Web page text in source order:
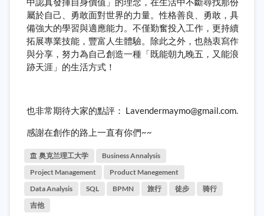
屬於自己、勇敢面對世界的力量。性格善良、勇敢，具
備強大的學習與適應能力。不僅勤奮投入工作，更持續
拓展專業技能，豐富人生體驗。除此之外，也熱衷寫作
與分享，努力為自己創造一種「既能朝九晚五，又能浪
跡天涯」的生活方式！
也非常期待大家的點評： Lavendermaymo@gmail.com.
感謝在創作的路上一直有你們~~
奥克兰理工大学
Business Annalysis
Project Management
Product Manegement
Data Analysis
SQL BPMN 旅行 徒步
骑行
吉他